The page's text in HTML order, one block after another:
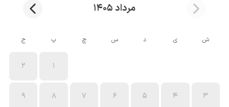
مرداد 1405
ش ی د س چ پ ج
1
2
3
4
5
6
7
8
9